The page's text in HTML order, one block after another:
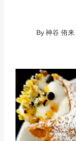
By 神谷 侑来